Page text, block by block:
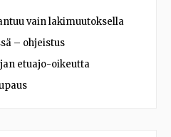
vain lakimuutoksella
– ohjeistus
etuajo-oikeutta